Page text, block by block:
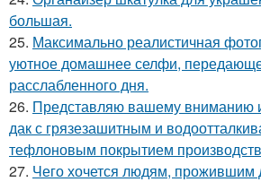
большая.
25. Максимально реалистичная
уютное домашнее селфи,
расслабленного дня.
26. Представляю вашему вниманию
дак с грязезашитным и
тефлоновым покрытием
27. Чего хочется людям, прожившим